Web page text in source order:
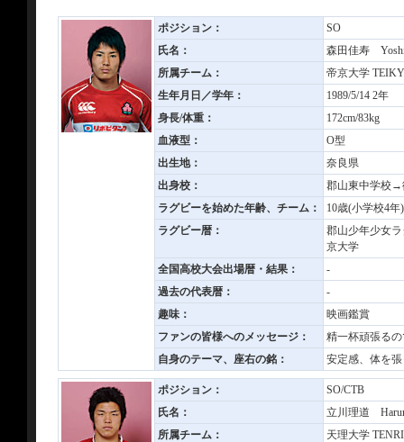
ポジション：
SO
氏名：
森田佳寿
所属チーム：
帝京大学
生年月日／学年：
1989/5/14 2年
身長/体重：
172cm/83kg
血液型：
O型
出生地：
奈良県
出身校：
郡山東中学校
ラグビーを始めた年齢、チーム：
10歳(小学校4
ラグビー暦：
郡山少年少女
京大学
全国高校大会出場暦・結果：
-
過去の代表暦：
-
趣味：
映画鑑賞
ファンの皆様へのメッセージ：
精一杯頑張る
自身のテーマ、座右の銘：
安定感、体を
ポジション：
SO/CTB
氏名：
立川理道
所属チーム：
天理大学